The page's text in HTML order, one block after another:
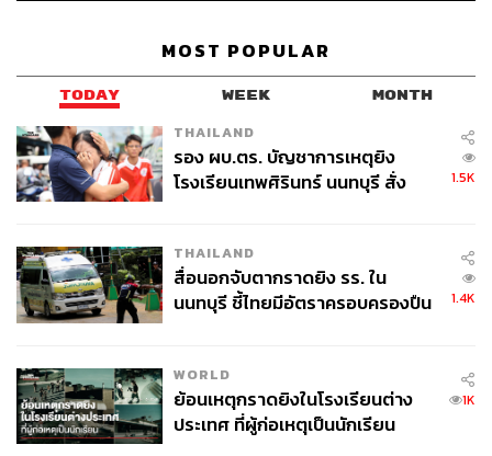
MOST POPULAR
TODAY WEEK MONTH
THAILAND
รอง ผบ.ตร. บัญชาการเหตุยิง
โรงเรียนเทพศิรินทร์ นนทบุรี สั่ง
1.5K
THAILAND
สื่อนอกจับตากราดยิง รร. ใน
นนทบุรี ชี้ไทยมีอัตราครอบครองปืน
1.4K
WORLD
ย้อนเหตุกราดยิงในโรงเรียนต่าง
ประเทศ ที่ผู้ก่อเหตุเป็นนักเรียน
1K